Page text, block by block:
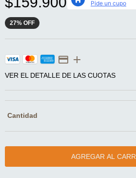
27% OFF
VER EL DETALLE DE LAS CUOTAS
Cantidad